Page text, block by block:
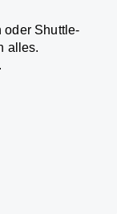
oder Shuttle-
alles.